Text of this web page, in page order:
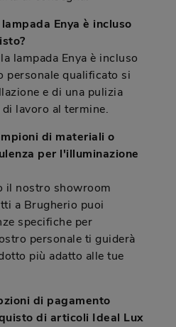
Enya è incluso
lampada Enya è incluso
personale qualificato si
e di una pulizia
lavoro al termine.
di materiali o
per l'illuminazione
il nostro showroom
a Brugherio puoi
specifiche per
personale ti guiderà
più adatto alle tue
di pagamento
di articoli Ideal Lux